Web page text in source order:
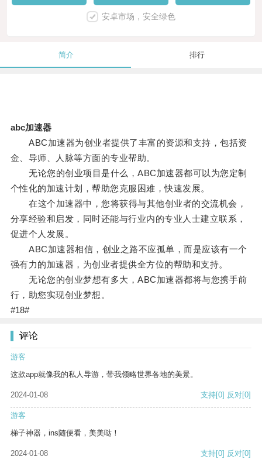
安卓市场，安全绿色
简介 排行
abc加速器
ABC加速器为创业者提供了丰富的资源和支持，包括资
金、导师、人脉等方面的专业帮助。
无论您的创业项目是什么，ABC加速器都可以为您定制
个性化的加速计划，帮助您克服困难，快速发展。
在这个加速器中，您将获得与其他创业者的交流机会，
分享经验和启发，同时还能与行业内的专业人士建立联系，
促进个人发展。
ABC加速器相信，创业之路不应孤单，而是应该有一个
强有力的加速器，为创业者提供全方位的帮助和支持。
无论您的创业梦想有多大，ABC加速器都将与您携手前
行，助您实现创业梦想。
#18#
评论
游客
这款app就像我的私人导游，带我领略世界各地的美景。
2024-01-08 支持[0] 反对[0]
游客
梯子神器，ins随便看，美美哒！
2024-01-08 支持[0] 反对[0]